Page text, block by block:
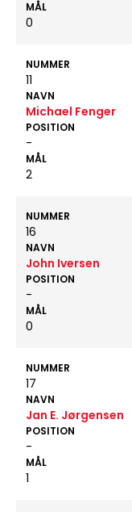
MÅL
0
NUMMER
11
NAVN
Michael Fenger
POSITION
-
MÅL
2
NUMMER
16
NAVN
John Iversen
POSITION
-
MÅL
0
NUMMER
17
NAVN
Jan E. Jørgensen
POSITION
-
MÅL
1